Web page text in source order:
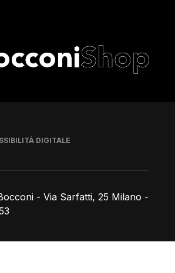
- Via Sarfatti, 25 Milano -
DIGITALE